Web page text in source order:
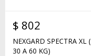
$ 802
NEXGARD SPECTRA XL (
30 A 60 KG)